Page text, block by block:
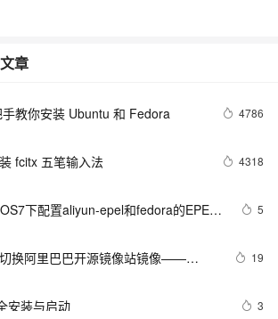
章
教你安装 Ubuntu 和 Fedora 4786
fcitx 五笔输入法 4318
下配置aliyun-epel和fedora的EPEL
5
切换阿里巴巴开源镜像站镜像——
19
安装与启动 3